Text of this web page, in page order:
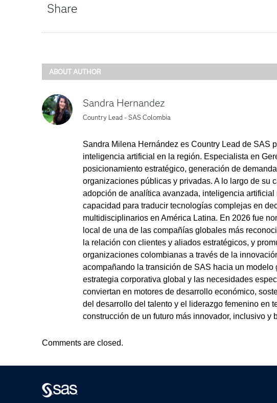
Share
ABOUT AUTHOR
Sandra Hernandez
Country Lead - SAS Colombia
Sandra Milena Hernández es Country Lead de SAS
inteligencia artificial en la región. Especialista en
posicionamiento estratégico, generación de
organizaciones públicas y privadas. A lo largo de su
adopción de analítica avanzada, inteligencia
capacidad para traducir tecnologías complejas en
multidisciplinarios en América Latina. En 2026 fue
local de una de las compañías globales más
la relación con clientes y aliados estratégicos, y
organizaciones colombianas a través de la
acompañando la transición de SAS hacia un
estrategia corporativa global y las necesidades
conviertan en motores de desarrollo económico,
del desarrollo del talento y el liderazgo femenino en
construcción de un futuro más innovador, inclusivo y
Comments are closed.